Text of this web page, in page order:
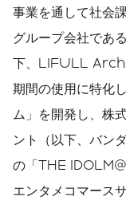
事業を通して社会
グループ会社で
下、LIFULL
期間の使用に特化
ム」を開発し、株
ント（以下、バン
の「THE
エンタメコマース